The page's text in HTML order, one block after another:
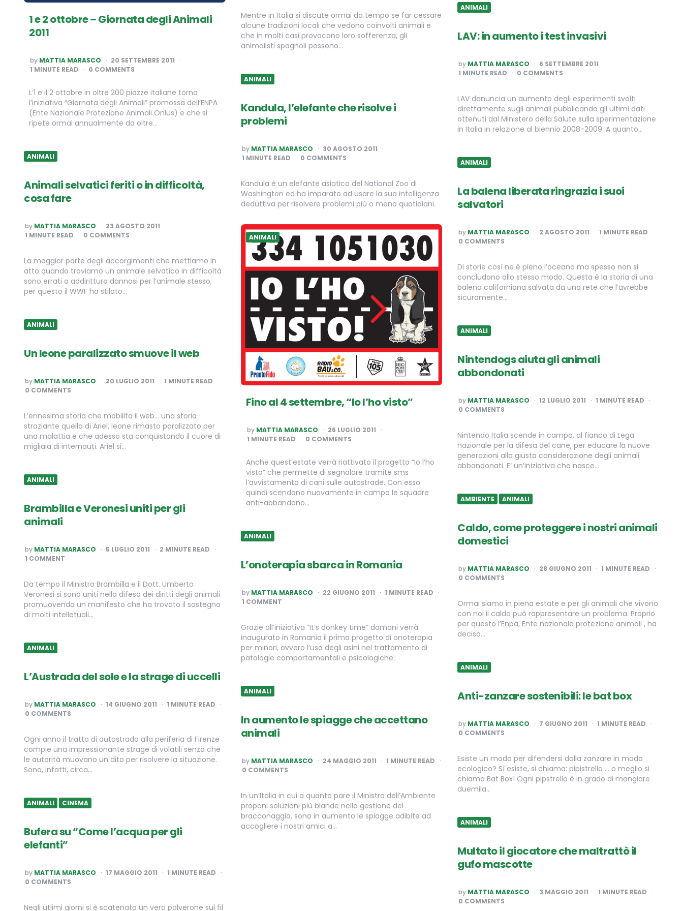
Mentre in Italia si discute ormai da tempo se far cessare
alcune tradizioni locali che vedono coinvolti animali e
che in molti casi provocano loro sofferenza, gli
animalisti spagnoli possono…
1 e 2 ottobre – Giornata degli Animali
2011
POSTED
BY
by MATTIA MARASCO
20 SETTEMBRE 2011
1 MINUTE READ 0 COMMENTS
L’1 e il 2 ottobre in oltre 200 piazze italiane torna
l’iniziativa “Giornata degli Animali” promossa dell’ENPA
(Ente Nazionale Protezione Animali Onlus) e che si
ripete ormai annualmente da oltre…
ANIMALI
LAV: in aumento i test invasivi
POSTED
BY
by MATTIA MARASCO
6 SETTEMBRE 2011
1 MINUTE READ 0 COMMENTS
LAV denuncia un aumento degli esperimenti svolti
direttamente sugli animali pubblicando gli ultimi dati
ottenuti dal Ministero della Salute sulla sperimentazione
in Italia in relazione al biennio 2008-2009. A quanto…
ANIMALI
Kandula, l’elefante che risolve i
problemi
POSTED
BY
by MATTIA MARASCO
30 AGOSTO 2011
1 MINUTE READ 0 COMMENTS
Kandula è un elefante asiatico del National Zoo di
Washington ed ha imparato ad usare la sua intelligenza
deduttiva per risolvere problemi più o meno quotidiani.
ANIMALI
Animali selvatici feriti o in difficoltà,
cosa fare
POSTED
BY
by MATTIA MARASCO
23 AGOSTO 2011
1 MINUTE READ 0 COMMENTS
La maggior parte degli accorgimenti che mettiamo in
atto quando troviamo un animale selvatico in difficoltà
sono errati o addirittura dannosi per l’animale stesso,
per questo il WWF ha stilato…
ANIMALI
La balena liberata ringrazia i suoi
salvatori
POSTED
BY
by MATTIA MARASCO 2 AGOSTO 2011 1 MINUTE READ
0 COMMENTS
Di storie così ne è pieno l’oceano ma spesso non si
concludono allo stesso modo. Questa è la storia di una
balena californiana salvata da una rete che l’avrebbe
sicuramente…
ANIMALI
Fino al 4 settembre, “Io l’ho visto”
POSTED
BY
by MATTIA MARASCO
26 LUGLIO 2011
1 MINUTE READ 0 COMMENTS
Anche quest’estate verrà riattivato il progetto “Io l’ho
visto” che permette di segnalare tramite sms
l’avvistamento di cani sulle autostrade. Con esso
quindi scendono nuovamente in campo le squadre
anti-abbandono…
ANIMALI
Un leone paralizzato smuove il web
POSTED
BY
by MATTIA MARASCO 20 LUGLIO 2011 1 MINUTE READ
0 COMMENTS
L’ennesima storia che mobilita il web… una storia
straziante quella di Ariel, leone rimasto paralizzato per
una malattia e che adesso sta conquistando il cuore di
migliaia di internauti. Ariel si…
ANIMALI
Nintendogs aiuta gli animali
abbondonati
POSTED
BY
by MATTIA MARASCO 12 LUGLIO 2011 1 MINUTE READ
0 COMMENTS
Nintendo Italia scende in campo, al fianco di Lega
nazionale per la difesa del cane, per educare la nuove
generazioni alla giusta considerazione degli animali
abbandonati. E’ un’iniziativa che nasce…
ANIMALI
Brambilla e Veronesi uniti per gli
animali
POSTED
BY
by MATTIA MARASCO 5 LUGLIO 2011 2 MINUTE READ
1 COMMENT
Da tempo il Ministro Brambilla e il Dott. Umberto
Veronesi si sono uniti nella difesa dei diritti degli animali
promuovendo un manifesto che ha trovato il sostegno
di molti intelletuali…
AMBIENTE ANIMALI
Caldo, come proteggere i nostri animali
domestici
POSTED
BY
by MATTIA MARASCO 28 GIUGNO 2011 1 MINUTE READ
0 COMMENTS
Ormai siamo in piena estate e per gli animali che vivono
con noi il caldo può rappresentare un problema. Proprio
per questo l’Enpa, Ente nazionale protezione animali , ha
deciso…
ANIMALI
L’onoterapia sbarca in Romania
POSTED
BY
by MATTIA MARASCO 22 GIUGNO 2011 1 MINUTE READ
1 COMMENT
Grazie all’iniziativa “It’s donkey time” domani verrà
inaugurato in Romania il primo progetto di onoterapia
per minori, ovvero l’uso degli asini nel trattamento di
patologie comportamentali e psicologiche.
ANIMALI
L’Austrada del sole e la strage di uccelli
POSTED
BY
by MATTIA MARASCO 14 GIUGNO 2011 1 MINUTE READ
0 COMMENTS
Ogni anno il tratto di autostrada alla periferia di Firenze
compie una impressionante strage di volatili senza che
le autorità muovano un dito per risolvere la situazione.
Sono, infatti, circa…
ANIMALI
Anti-zanzare sostenibili: le bat box
POSTED
BY
by MATTIA MARASCO 7 GIUGNO 2011 1 MINUTE READ
0 COMMENTS
Esiste un modo per difendersi dalla zanzare in modo
ecologico? Sì esiste, si chiama: pipistrello … o meglio si
chiama Bat Box! Ogni pipstrello è in grado di mangiare
duemila…
ANIMALI
In aumento le spiagge che accettano
animali
POSTED
BY
by MATTIA MARASCO 24 MAGGIO 2011 1 MINUTE READ
0 COMMENTS
In un’Italia in cui a quanto pare il Ministro dell’Ambiente
proponi soluzioni più blande nella gestione del
bracconaggio, sono in aumento le spiagge adibite ad
accogliere i nostri amici a…
ANIMALI CINEMA
Bufera su “Come l’acqua per gli
elefanti”
POSTED
BY
by MATTIA MARASCO 17 MAGGIO 2011 1 MINUTE READ
0 COMMENTS
Negli utlimi giorni si è scatenato un vero polverone sul fil
ANIMALI
Multato il giocatore che maltrattò il
gufo mascotte
POSTED
BY
by MATTIA MARASCO 3 MAGGIO 2011 1 MINUTE READ
0 COMMENTS